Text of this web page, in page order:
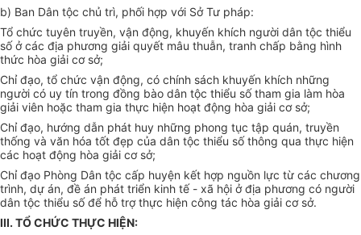
b) Ban Dân tộc chủ trì, phối hợp với Sở Tư pháp:
Tổ chức tuyên truyền, vận động, khuyến khích người dân tộc thiểu
số ở các địa phương giải quyết mâu thuẫn, tranh chấp bằng hình
thức hòa giải cơ sở;
Chỉ đạo, tổ chức vận động, có chính sách khuyến khích những
người có uy tín trong đồng bào dân tộc thiểu số tham gia làm hòa
giải viên hoặc tham gia thực hiện hoạt động hòa giải cơ sở;
Chỉ đạo, hướng dẫn phát huy những phong tục tập quán, truyền
thống và văn hóa tốt đẹp của dân tộc thiểu số thông qua thực hiện
các hoạt động hòa giải cơ sở;
Chỉ đạo Phòng Dân tộc cấp huyện kết hợp nguồn lực từ các chương
trình, dự án, đề án phát triển kinh tế - xã hội ở địa phương có người
dân tộc thiểu số để hỗ trợ thực hiện công tác hòa giải cơ sở.
III. TỔ CHỨC THỰC HIỆN: